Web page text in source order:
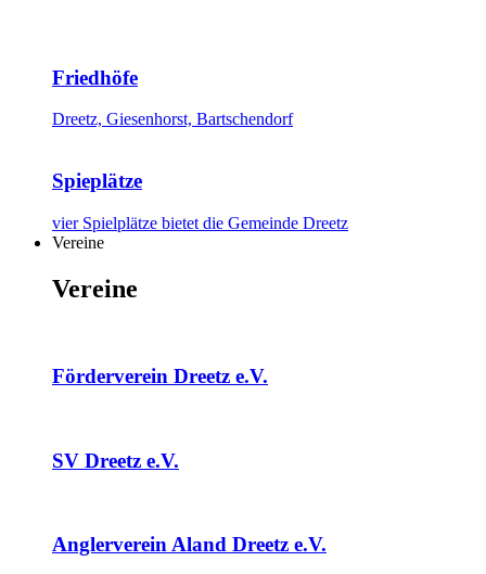
Friedhöfe
Dreetz, Giesenhorst, Bartschendorf
Spieplätze
vier Spielplätze bietet die Gemeinde Dreetz
Vereine
Vereine
Förderverein Dreetz e.V.
SV Dreetz e.V.
Anglerverein Aland Dreetz e.V.